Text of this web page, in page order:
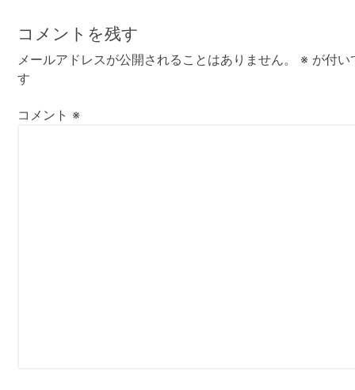
コメントを残す
メールアドレスが公開されることはありません。 ※ が付い
す
コメント ※